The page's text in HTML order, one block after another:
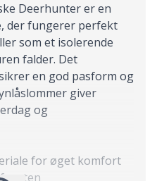
Deerhunter er en
der fungerer perfekt
som et isolerende
falder. Det
en god pasform og
giver
og
for øget komfort